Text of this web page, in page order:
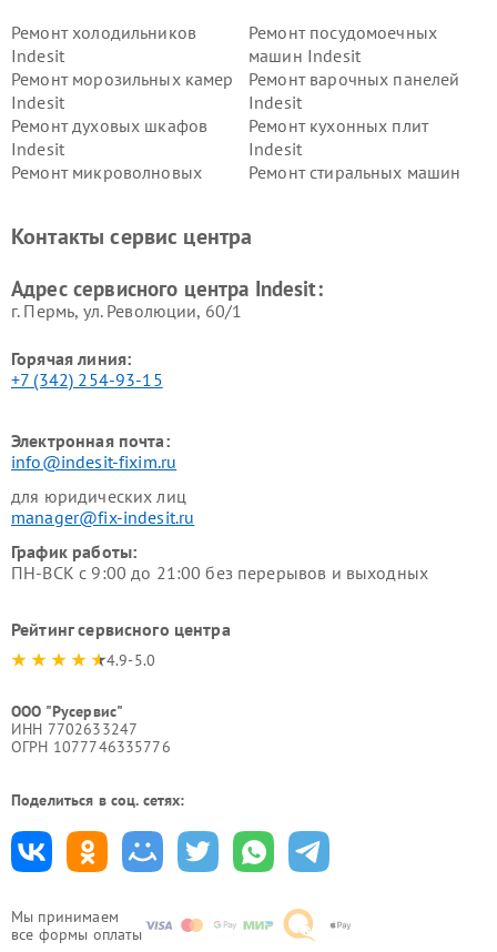
Мы принимаем
все формы оплаты
Ремонт холодильников
Indesit
Ремонт посудомоечных
машин Indesit
Ремонт морозильных камер
Indesit
Ремонт варочных панелей
Indesit
Ремонт духовых шкафов
Indesit
Ремонт кухонных плит
Indesit
Ремонт микроволновых
Ремонт стиральных машин
Indesit
Indesit
Контакты сервис центра
Адрес сервисного центра Indesit:
г. Пермь, ул. ​Революции, 60/1
Горячая линия:
+7 (342) 254-93-15
Электронная почта:
info@indesit-fixim.ru
для юридических лиц
manager@fix-indesit.ru
График работы:
ПН-ВСК с 9:00 до 21:00 без перерывов и выходных
Рейтинг сервисного центра
4.9-5.0
ООО "Русервис"
ИНН 7702633247
ОГРН 1077746335776
Поделиться в соц. сетях: